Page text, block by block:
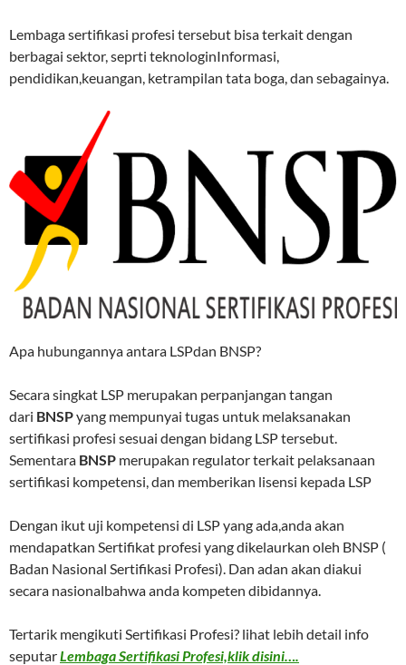
Lembaga sertifikasi profesi tersebut bisa terkait dengan
berbagai sektor, seprti teknologinInformasi,
pendidikan,keuangan, ketrampilan tata boga, dan sebagainya.
Apa hubungannya antara LSPdan BNSP?
Secara singkat LSP merupakan perpanjangan tangan
dari BNSPyang mempunyai tugas untuk melaksanakan
sertifikasi profesi sesuai dengan bidang LSP tersebut.
Sementara BNSP merupakan regulator terkait pelaksanaan
sertifikasi kompetensi, dan memberikan lisensi kepada LSP
Dengan ikut uji kompetensi di LSP yang ada,anda akan
mendapatkan Sertifikat profesi yang dikelaurkan oleh BNSP (
Badan Nasional Sertifikasi Profesi). Dan adan akan diakui
secara nasionalbahwa anda kompeten dibidannya.
Tertarik mengikuti Sertifikasi Profesi? lihat lebih detail info
seputarLembaga Sertifikasi Profesi,klik disini….